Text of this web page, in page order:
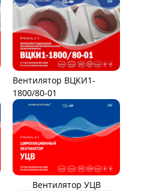
Вентилятор ВЦКИ1-
1800/80-01
Вентилятор УЦВ